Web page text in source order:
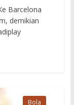
Barcelona
demikian
Bola